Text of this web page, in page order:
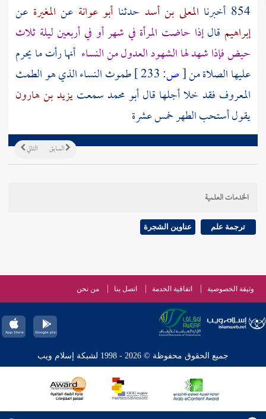
854 أخبرنا المعلى بن أسد حدثنا أبو عوانة عن المغيرة عن
إبراهيم قالإذا حاضت المرأة في شهر أو في أربعين ليلة ثلاث
حيض فإذا شهد لها الشهود العدول من النساء أنها رأت ما يحرم
عليها الصلاة من[ص:
طموث النساء الذي هو الطمث
المعروف فقد خلا أجلها قال أبو محمد سمعتيزيد بن هارون
يقول أستحب الطهر خمس عشرة
التالي السابق
الخدمات العلمية
ترجمة علم عناوين الشجرة
وثيقة الخصوصية اتفاقية الخدمة اتصل بنا من نحن
جميع الحقوق محفوظة © 2026 - 1998 لشبكة إسلام ويب